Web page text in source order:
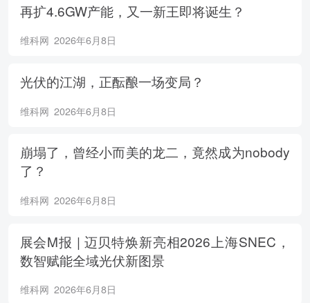
再扩4.6GW产能，又一新王即将诞生？
维科网 2026年6月8日
光伏的江湖，正酝酿一场变局？
维科网 2026年6月8日
崩塌了，曾经小而美的龙二，竟然成为nobody
了？
维科网 2026年6月8日
展会M报 | 迈贝特焕新亮相2026上海SNEC，
数智赋能全域光伏新图景
维科网 2026年6月8日